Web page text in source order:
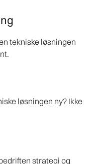
tekniske løsningen
løsningen ny? Ikke
strategi og